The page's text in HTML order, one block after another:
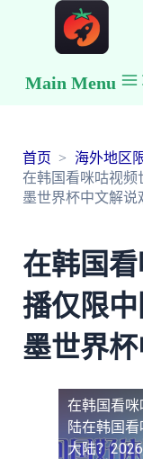
Main Menu
首页
海外地区
在韩国看咪咕视频
墨世界杯中文解说
在韩国
播仅限
墨世界
在韩国看
陆在韩国看
大陆？